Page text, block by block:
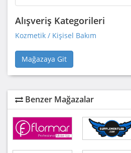
Alışveriş Kategorileri
Kozmetik / Kişisel Bakım
Mağazaya Git
Benzer Mağazalar